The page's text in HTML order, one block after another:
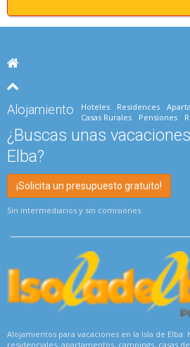
Alojamiento Hoteles Residences
Casas Rurales
Pensiones
¿Buscas unas
Elba?
¡Solicita un presupuesto gratuito!
Sin intermediarios y sin comisiones
Alojamientos para vacaciones en la Isla de
residenciales, apartamentos, campings, casas